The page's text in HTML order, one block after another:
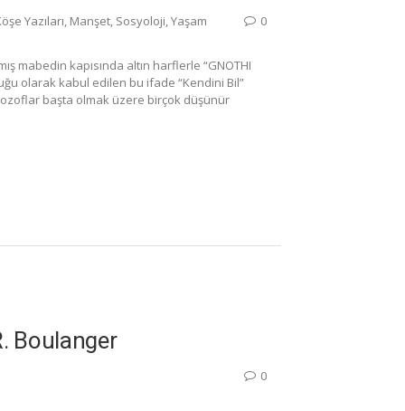
Yazıları, Manşet, Sosyoloji,Yaşam 0
mabedin kapısında altın harflerle “GNOTHI
olarak kabul edilen bu ifade “Kendini Bil”
başta olmak üzere birçok düşünür
Boulanger
0